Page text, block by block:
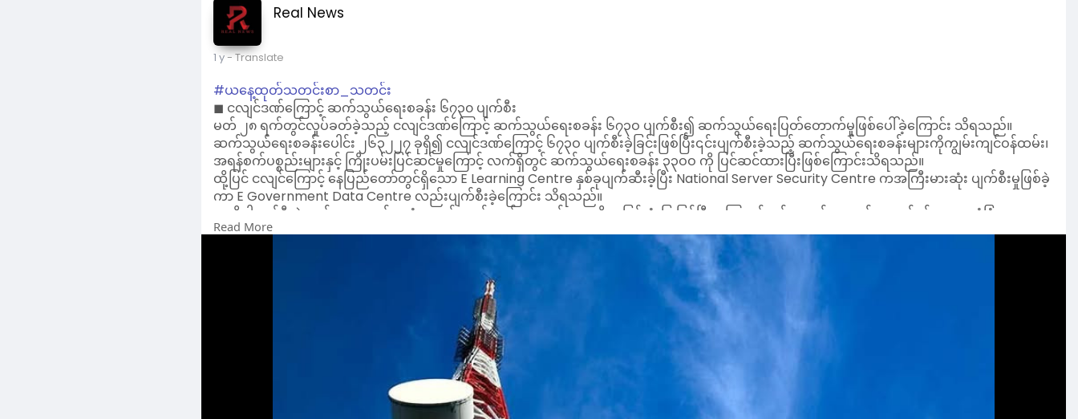
မတ် ၂၈ ရက်တွင်လှုပ်ခတ်ခဲ့သည့် ငလျင်ဒဏ်ကြောင့် ဆက်သွယ်ရေးစခန်း ၆၇၃ဝ ပျက်စီး၍ ဆက်သွယ်ရေးပြတ်တောက်မှုဖြစ်ပေါ်ခဲ့ကြောင်း သိရသည်။
ဆက်သွယ်ရေးစခန်းပေါင်း ၂၆၃၂၂၇ ခုရှိ၍ ငလျင်ဒဏ်ကြောင့် ၆၇၃ဝ ပျက်စီးခဲ့ခြင်းဖြစ်ပြီး၎င်းပျက်စီးခဲ့သည့် ဆက်သွယ်ရေးစခန်းများကိုကျွမ်းကျင်ဝန်ထမ်း၊
အရန်စက်ပစ္စည်းများနှင့် ကြိုးပမ်းပြင်ဆင်မှုကြောင့် လက်ရှိတွင် ဆက်သွယ်ရေးစခန်း ၃၃ဝဝ ကို ပြင်ဆင်ထားပြီးဖြစ်ကြောင်းသိရသည်။
ထို့ပြင် ငလျင်ကြောင့် နေပြည်တော်တွင်ရှိသော E Learning Centre နှစ်ခုပျက်ဆီးခဲ့ပြီး National Server Security Centre ကအကြီးမားဆုံး ပျက်စီးမှုဖြစ်ခဲ့
ကာ E Government Data Centre လည်းပျက်စီးခဲ့ကြောင်း သိရသည်။
အဆိုပါပျက်စီးခဲ့သည့် အဆောက်အအုံများနှင့် ဆက်သွယ်ရေးစခန်းများကို အမြန်ဆုံးပြုပြင်ပြီး မကြာခင်တွင် သတင်းအချက်အလက်နှင့် ဆာဗာလုံခြုံရေး
ဆိုင်ရာလုပ်ငန်းများ ပုံမှန်လည်ပတ်သွားမည်ဖြစ်ကြောင်း သိရသည်။
Read More